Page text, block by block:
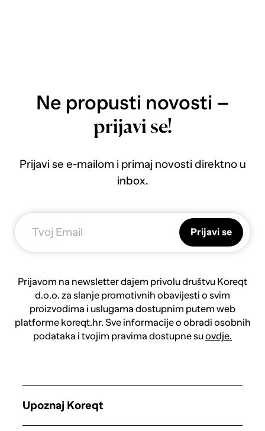
Ne propusti novosti –
prijavi se!
Prijavi se e-mailom i primaj novosti direktno u
inbox.
Prijavi se
Prijavom na newsletter dajem privolu društvu Koreqt
d.o.o. za slanje promotivnih obavijesti o svim
proizvodima i uslugama dostupnim putem web
platforme koreqt.hr. Sve informacije o obradi osobnih
podataka i tvojim pravima dostupne suovdje.
Upoznaj Koreqt